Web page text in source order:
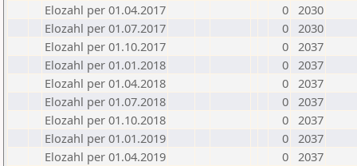
Elozahl per 01.04.2017
0 2030
Elozahl per 01.07.2017
0 2030
Elozahl per 01.10.2017
0 2037
Elozahl per 01.01.2018
0 2037
Elozahl per 01.04.2018
0 2037
Elozahl per 01.07.2018
0 2037
Elozahl per 01.10.2018
0 2037
Elozahl per 01.01.2019
0 2037
Elozahl per 01.04.2019
0 2037